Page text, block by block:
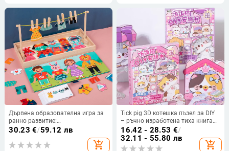
Дървена образователна игра за
ранно развитие:
мултифункционална игра за
обличане, персонализираема, за
30.23 €/59.12 лв
add_shopping_cart
Tick pig 3D котешка пъзел за DIY
– ръчно изработена тиха книга
за деца на възраст 7–14 г.,
материал: pet
16.42 - 28.53 €/
32.11 - 55.80 лв
add_shopping_cart